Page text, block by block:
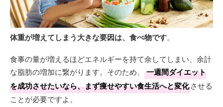
体重が増えてしまう大きな要因は、食べ物です。
食事の量が増えるほどエネルギーを持て余してしまい、余計
な脂肪の増加に繋がります。そのため、
一週間ダイエット
を成功させたいなら、まず痩せやすい食生活へと変化させる
ことが必要ですよ。